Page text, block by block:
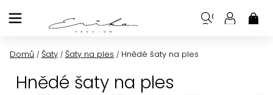
na
Domů / Šaty / Šaty na ples / Hnědé šaty na ples
Hnědé šaty na ples